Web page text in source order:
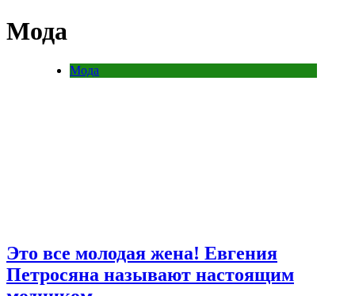
Мода
Мода
Это все молодая жена! Евгения
Петросяна называют настоящим